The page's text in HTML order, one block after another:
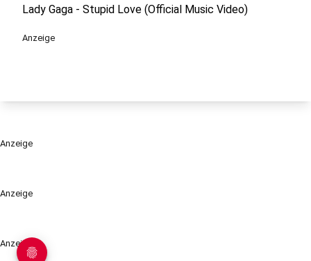
Anzeige
Anzeige
Lady Gaga - Stupid Love (Official Music Video)
Anzeige
Anzeige